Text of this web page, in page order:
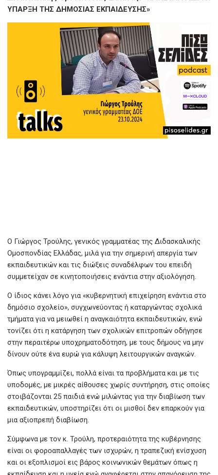
ΥΠΑΡΞΗ ΤΗΣ ΔΗΜΟΣΙΑΣ ΕΚΠΑΙΔΕΥΣΗΣ»
O Γιώργος Τρούλης, γενικός γραμματέας της Διδασκαλικής
Ομοσπονδίας Ελλάδας, μιλά για την σημερινή απεργία των
εκπαιδευτικών και τις διώξεις συναδέλφων του επειδή
συμμετείχαν σε κινητοποιήσεις ενάντια στην αξιολόγηση.
Ο ίδιος κάνει λόγο για «κυβερνητική επιχείρηση ενάντια στο
δημόσιο σχολείο», συγχωνεύοντας ή καταργώντας σχολικά
τμήματα για να μειωθεί η αναγκαιότητα εκπαιδευτικών, ενώ
τονίζει ότι η κατάργηση των σχολικών επιτροπών οδήγησε
στην περαιτέρω υποχρηματοδότηση, με τους δήμους να μην
δίνουν ούτε ένα ευρώ για κάλυψη λειτουργικών αναγκών.
Όπως υπογραμμίζει, πολλά είναι τα προβλήματα και με τις
υποδομές, με μικρές αίθουσες χωρίς συντήρηση, στις οποίες
στοιβάζονται 25 παιδιά ενώ μιλώντας για την διαβίωση των
εκπαιδευτικών, υποστηρίζει ότι οι μισθοί δεν επαρκούν για
μια αξιοπρεπή διαβίωση.
Σύμφωνα με τον κ. Τρούλη, προτεραιότητα της κυβέρνησης
είναι οι φοροαπαλλαγές των ισχυρών, η τραπεζική ενίσχυση
και οι εξοπλισμοί εις βάρος κοινωνικών θεμάτων όπως η